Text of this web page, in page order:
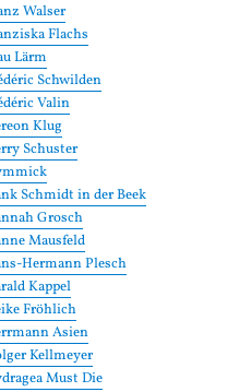
Walser
Flachs
Lärm
Schwilden
Valin
Klug
Schuster
Schmidt in der Beek
Grosch
Mausfeld
Hermann Plesch
Kappel
Fröhlich
Asien
Kellmeyer
Must Die